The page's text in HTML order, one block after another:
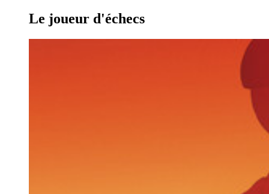
Le joueur d'échecs